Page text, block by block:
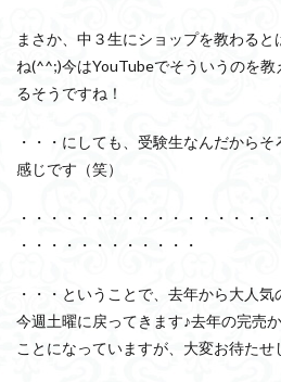
まさか、中３生にショップを教わる
ね(^^;)今はYouTubeでそういうのを
るそうですね！
・・・にしても、受験生なんだから
感じです（笑）
・・・・・・・・・・・・・・・・
・・・・・・・・・・・・
・・・ということで、去年から大人
今週土曜に戻ってきます♪去年の完売
ことになっていますが、大変お待たせ